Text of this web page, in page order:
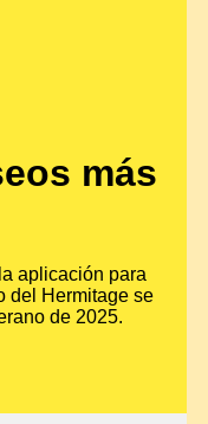
más
aplicación para
del Hermitage se
de 2025.